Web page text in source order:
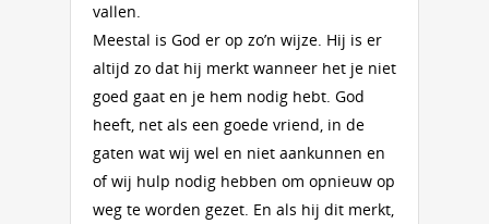
vallen.
Meestal is God er op zo’n wijze. Hij is er
altijd zo dat hij merkt wanneer het je niet
goed gaat en je hem nodig hebt. God
heeft, net als een goede vriend, in de
gaten wat wij wel en niet aankunnen en
of wij hulp nodig hebben om opnieuw op
weg te worden gezet. En als hij dit merkt,